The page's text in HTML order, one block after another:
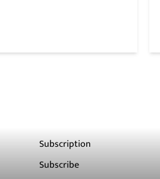
Subscription
Subscribe